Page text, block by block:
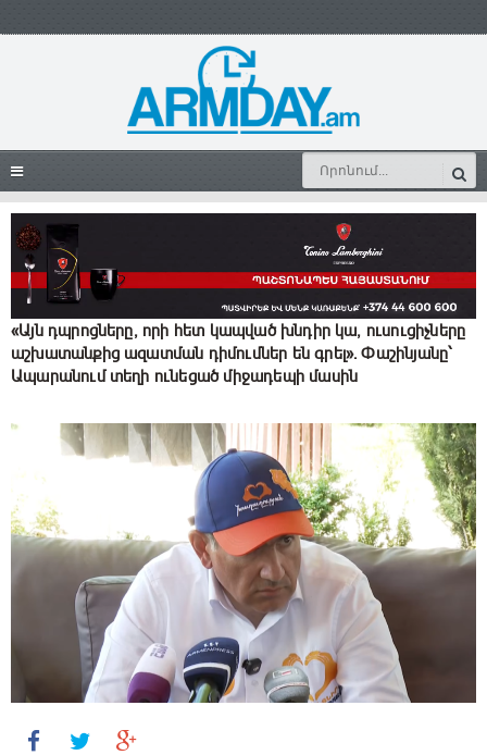
«Այն դպրոցները, որի հետ կապված խնդիր կա, ուսուցիչները
աշխատանքից ազատման դիմումներ են գրել». Փաշինյանը՝
Ապարանում տեղի ունեցած միջադեպի մասին